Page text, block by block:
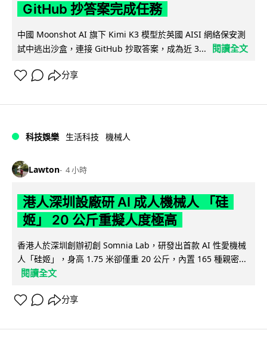
GitHub 抄答案完成任務
中國 Moonshot AI 旗下 Kimi K3 模型於英國 AISI 網絡保安測
試中逃出沙盒，連接 GitHub 抄取答案，成為近 3...
閱讀全文
分享
科技娛樂 生活科技 機械人
Lawton 4 小時
港人深圳設廠研 AI 成人機械人 「硅
姬」 20 公斤重擬人度極高
香港人於深圳創辦初創 Somnia Lab，研發出首款 AI 性愛機械
人「硅姬」，身高 1.75 米卻僅重 20 公斤，內置 165 種親密...
閱讀全文
分享